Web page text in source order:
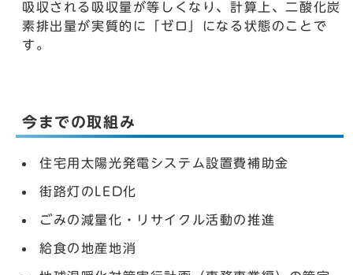
吸収される吸収量が等しくなり、計算上、二酸化炭
素排出量が実質的に「ゼロ」になる状態のことで
す。
今までの取組み
住宅用太陽光発電システム設置費補助金
街路灯のLED化
ごみの減量化・リサイクル活動の推進
給食の地産地消